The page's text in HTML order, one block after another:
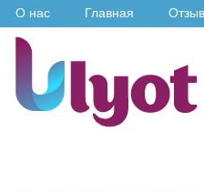
О нас Главная